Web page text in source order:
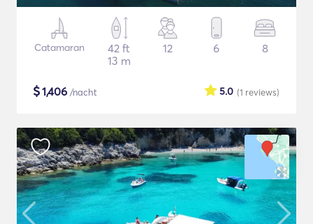
Catamaran
42 ft
13 m
12 6 8
$1,406 /nacht (1 reviews)
5.0